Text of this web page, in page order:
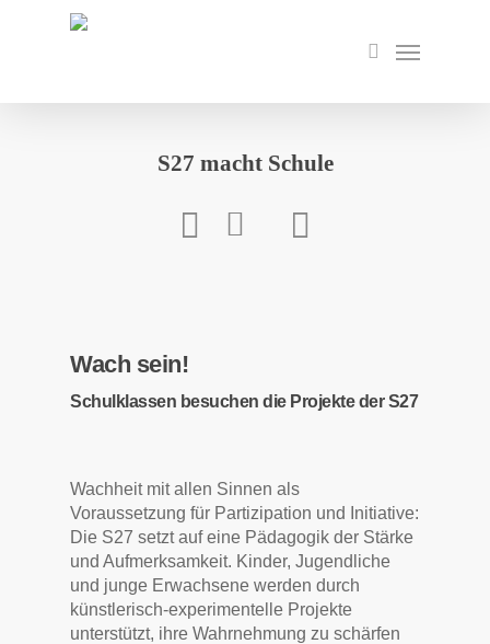
search
Menu
S27 macht Schule
Wach sein!
Schulklassen besuchen die Projekte der S27
Wachheit mit allen Sinnen als
Voraussetzung für Partizipation und Initiative:
Die S27 setzt auf eine Pädagogik der Stärke
und Aufmerksamkeit. Kinder, Jugendliche
und junge Erwachsene werden durch
künstlerisch-experimentelle Projekte
unterstützt, ihre Wahrnehmung zu schärfen